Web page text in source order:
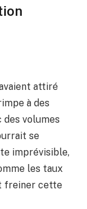
attiré
à des
des volumes
se
imprévisible,
les taux
freiner cette